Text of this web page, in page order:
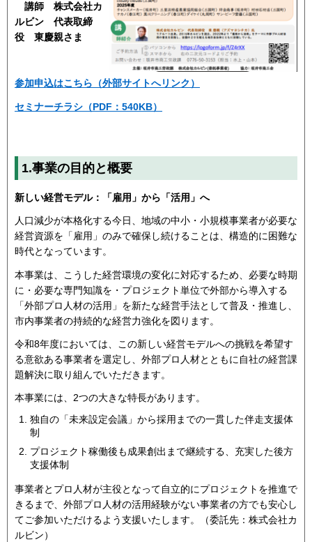
講師 株式会社カ
ルビン 代表取締
役 東慶親さま
参加申込はこちら（外部サイトへリンク）
セミナーチラシ（PDF：540KB）
1.事業の目的と概要
新しい経営モデル：「雇用」から「活用」へ
人口減少が本格化する今日、地域の中小・小規模事業者が必要な
経営資源を「雇用」のみで確保し続けることは、構造的に困難な
時代となっています。
本事業は、こうした経営環境の変化に対応するため、必要な時期
に・必要な専門知識を・プロジェクト単位で外部から導入する
「外部プロ人材の活用」を新たな経営手法として普及・推進し、
市内事業者の持続的な経営力強化を図ります。
令和8年度においては、この新しい経営モデルへの挑戦を希望す
る意欲ある事業者を選定し、外部プロ人材とともに自社の経営課
題解決に取り組んでいただきます。
本事業には、2つの大きな特長があります。
独自の「未来設定会議」から採用までの一貫した伴走支援体
制
プロジェクト稼働後も成果創出まで継続する、充実した後方
支援体制
事業者とプロ人材が主役となって自立的にプロジェクトを推進で
きるまで、外部プロ人材の活用経験がない事業者の方でも安心し
てご参加いただけるよう支援いたします。（委託先：株式会社カ
ルビン）